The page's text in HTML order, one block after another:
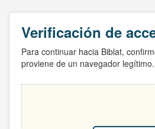
Verificación de
Para continuar hacia Biblat,
proviene de un navegador legítimo.